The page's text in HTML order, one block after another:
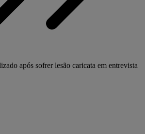
após sofrer lesão caricata em entrevista